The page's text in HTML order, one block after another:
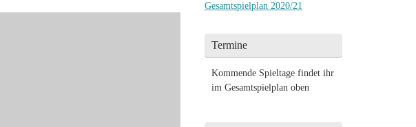
Gesamtspielplan 2020/21
Termine
Kommende Spieltage findet ihr
im Gesamtspielplan oben